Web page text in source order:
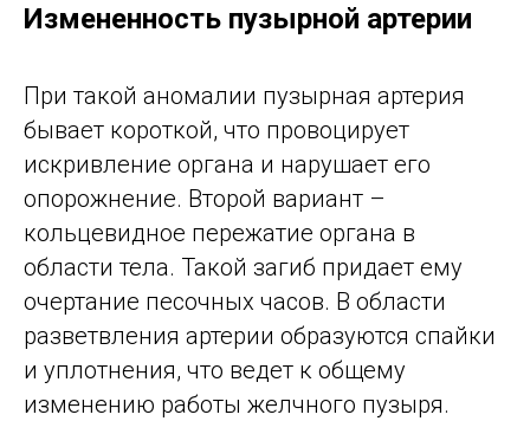
Измененность пузырной артерии
При такой аномалии пузырная артерия
бывает короткой, что провоцирует
искривление органа и нарушает его
опорожнение. Второй вариант –
кольцевидное пережатие органа в
области тела. Такой загиб придает ему
очертание песочных часов. В области
разветвления артерии образуются спайки
и уплотнения, что ведет к общему
изменению работы желчного пузыря.